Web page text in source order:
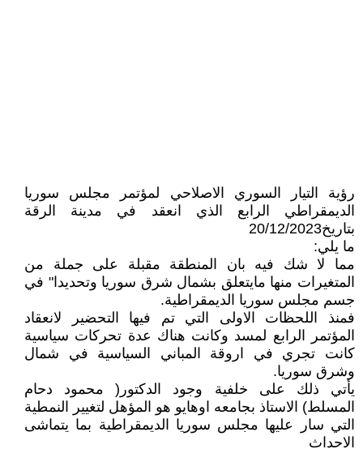
رؤية التيار السوري الاصلاحي لمؤتمر مجلس سوريا
الديمقراطي الرابع الذي انعقد في مدينة الرقة
بتاريخ20/12/2023
ما يلي:
مما لا شك فيه بان المنطقة مقبلة على جملة من
المتغيرات منها مايتعلق بشمال شرق سوريا وتحديدا" في
جسم مجلس سوريا الديمقراطية.
فمنذ اللحظات الاولى التي تم فيها التحضير لانعقاد
المؤتمر الرابع لمسد وكانت هناك عدة تحركات سياسية
كانت تجري في اروقة المباني السياسية في شمال
وشرق سوريا.
يأتي ذلك على خلفية وجود الدكتور( محمود دحام
المسلط) الاستاذ بجامعه اوهايو هو المؤهل لتغيير النمطية
التي سار عليها مجلس سوريا الديمقراطية بما يتماشى
الاحداث